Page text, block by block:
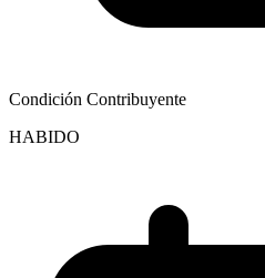
Condición Contribuyente
HABIDO